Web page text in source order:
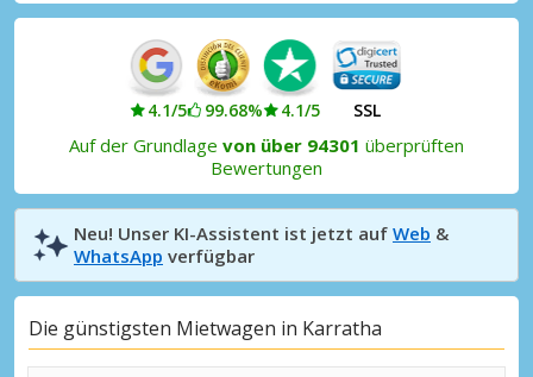
4.1/5 99.68% 4.1/5 SSL
Auf der Grundlage von über 94301 überprüften
Bewertungen
Neu! Unser KI-Assistent ist jetzt auf Web &
WhatsApp verfügbar
Die günstigsten Mietwagen in Karratha